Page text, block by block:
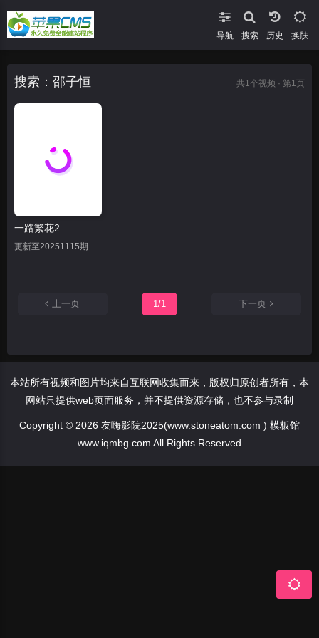
导航 搜索 换肤
搜索：邵子恒 共1 个视频 · 第1页
一路繁花2
更新至20251115期
上一页 1/1 下一页
本站所有视频和图片均来自互联网收集而来，版权归原创者所有，本
网站只提供web页面服务，并不提供资源存储，也不参与录制
Copyright © 2026 友嗨影院2025(www.stoneatom.com ) 模板馆
www.iqmbg.com All Rights Reserved